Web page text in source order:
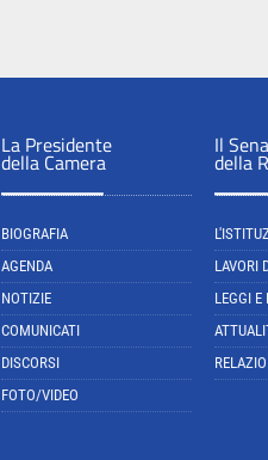
La Presidente
della Camera
BIOGRAFIA
AGENDA
NOTIZIE
COMUNICATI
DISCORSI
FOTO/VIDEO
Il
della
LAVORI
LEGGI E